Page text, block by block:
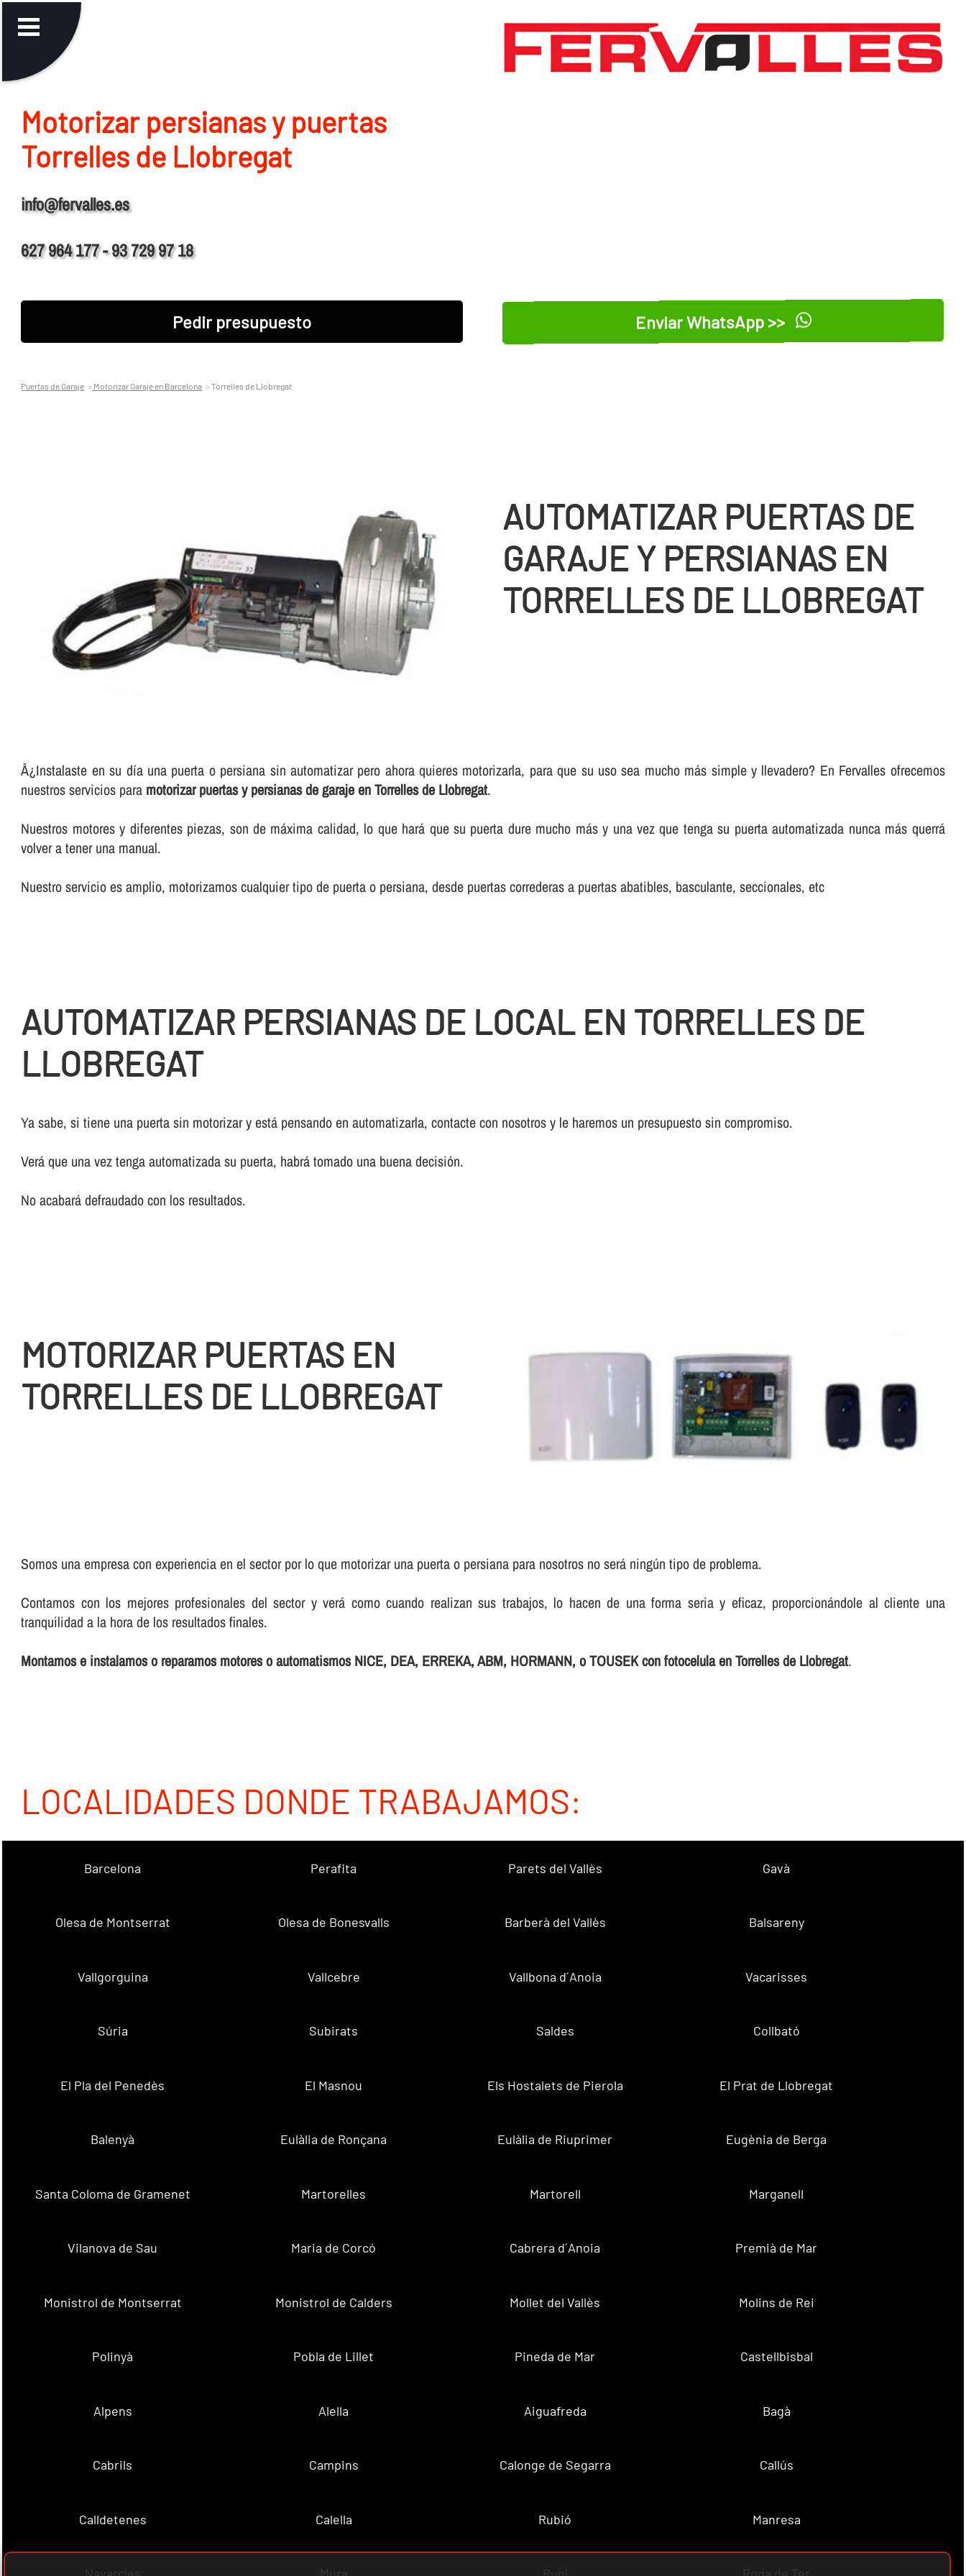
Motorizar persianas y puertas
Torrelles de Llobregat
info@fervalles.es
627 964 177 - 93 729 97 18
Pedir presupuesto Enviar WhatsApp >>
Puertas de Garaje Motorizar Garaje en Barcelona Torrelles de Llobregat
AUTOMATIZAR PUERTAS DE
GARAJE Y PERSIANAS EN
TORRELLES DE LLOBREGAT
Â¿Instalaste en su dí­a una puerta o persiana sin automatizar pero ahora quieres motorizarla, para que su uso sea mucho más simple y llevadero? En Fervalles ofrecemos
nuestros servicios para motorizar puertas y persianas de garaje en Torrelles de Llobregat.
Nuestros motores y diferentes piezas, son de máxima calidad, lo que hará que su puerta dure mucho más y una vez que tenga su puerta automatizada nunca más querrá
volver a tener una manual.
Nuestro servicio es amplio, motorizamos cualquier tipo de puerta o persiana, desde puertas correderas a puertas abatibles, basculante, seccionales, etc
AUTOMATIZAR PERSIANAS DE LOCAL EN TORRELLES DE
LLOBREGAT
Ya sabe, si tiene una puerta sin motorizar y está pensando en automatizarla, contacte con nosotros y le haremos un presupuesto sin compromiso.
Verá que una vez tenga automatizada su puerta, habrá tomado una buena decisión.
No acabará defraudado con los resultados.
MOTORIZAR PUERTAS EN
TORRELLES DE LLOBREGAT
Somos una empresa con experiencia en el sector por lo que motorizar una puerta o persiana para nosotros no será ningún tipo de problema.
Contamos con los mejores profesionales del sector y verá como cuando realizan sus trabajos, lo hacen de una forma seria y eficaz, proporcionándole al cliente una
tranquilidad a la hora de los resultados finales.
Montamos e instalamos o reparamos motores o automatismos NICE, DEA, ERREKA, ABM, HORMANN, o TOUSEK con fotocelula en Torrelles de Llobregat.
LOCALIDADES DONDE TRABAJAMOS:
Barcelona Perafita Parets del Vallès Gavà
Olesa de Montserrat Olesa de Bonesvalls Barberà del Vallès Balsareny
Vallgorguina Vallcebre Vallbona d´Anoia Vacarisses
Súria Subirats Saldes Collbató
El Pla del Penedès El Masnou Els Hostalets de Pierola El Prat de Llobregat
Balenyà Eulàlia de Ronçana Eulàlia de Riuprimer Eugènia de Berga
Santa Coloma de Gramenet Martorelles Martorell Marganell
Vilanova de Sau Maria de Corcó Cabrera d´Anoia Premià de Mar
Monistrol de Montserrat Monistrol de Calders Mollet del Vallès Molins de Rei
Polinyà Pobla de Lillet Pineda de Mar Castellbisbal
Alpens Alella Aiguafreda Bagà
Cabrils Campins Calonge de Segarra Callús
Calldetenes Calella Rubió Manresa